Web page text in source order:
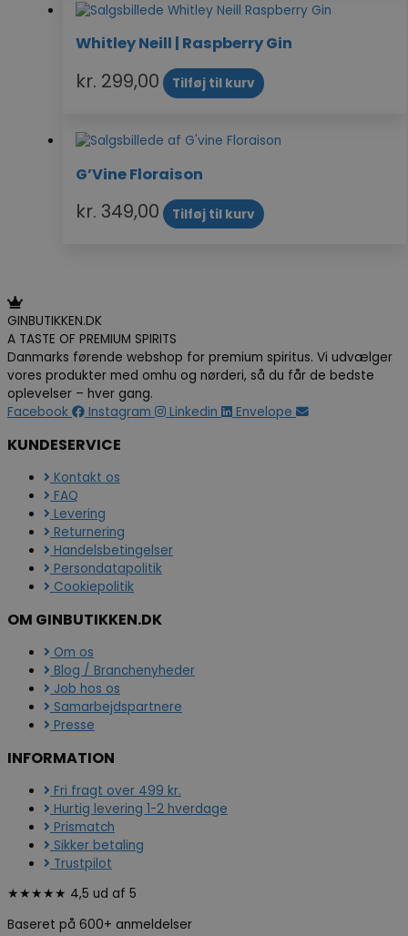
Whitley Neill | Raspberry Gin
kr. 299,00 Tilføj til kurv
G’Vine Floraison
kr. 349,00 Tilføj til kurv
GINBUTIKKEN.DK
A TASTE OF PREMIUM SPIRITS
Danmarks førende webshop for premium spiritus. Vi udvælger
vores produkter med omhu og nørderi, så du får de bedste
oplevelser – hver gang.
Facebook
Instagram Linkedin Envelope
KUNDESERVICE
Kontakt os
FAQ
Levering
Returnering
Handelsbetingelser
Persondatapolitik
Cookiepolitik
OM GINBUTIKKEN.DK
Om os
Blog / Branchenyheder
Job hos os
Samarbejdspartnere
Presse
INFORMATION
Fri fragt over 499 kr.
Hurtig levering 1-2 hverdage
Prismatch
Sikker betaling
Trustpilot
★★★★★ 4,5 ud af 5
Baseret på 600+ anmeldelser